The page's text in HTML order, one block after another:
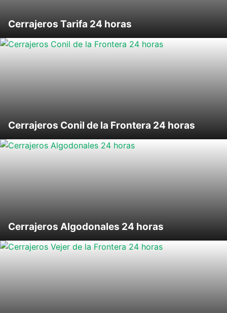
Cerrajeros Tarifa 24 horas
Cerrajeros Conil de la Frontera 24 horas
Cerrajeros Algodonales 24 horas